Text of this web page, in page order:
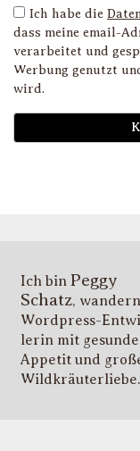
Ich habe die
dass meine email-
verarbeitet und
Werbung genutzt
wird.
Ich bin Peggy
Schatz,
Wordpress-
lerin mit
Appetit und
Wildkräuter­liebe.